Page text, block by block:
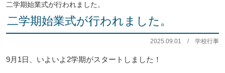
二学期始業式が行われました。
二学期始業式が行われました。
2025.09.01 /学校行事
9月1日、いよいよ2学期がスタートしました！